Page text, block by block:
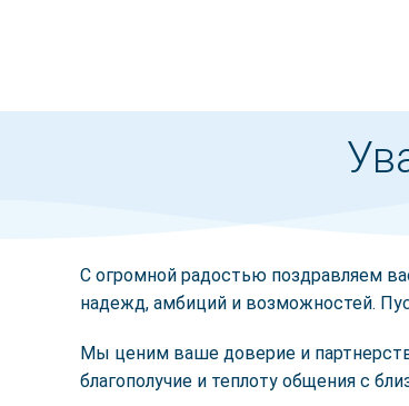
С огромной радостью поздравляем
надежд, амбиций и возможностей.
Мы ценим ваше доверие и
благополучие и теплоту общения с